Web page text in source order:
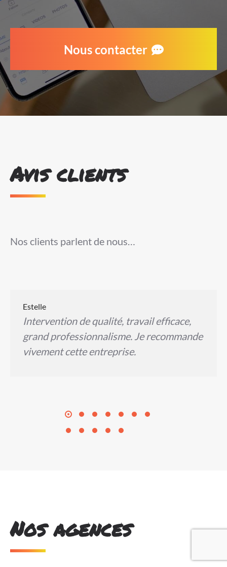
Nous contacter
Avis clients
Nos clients parlent de nous…
Estelle
Intervention de qualité, travail efficace,
grand professionnalisme. Je recommande
vivement cette entreprise.
Nos agences